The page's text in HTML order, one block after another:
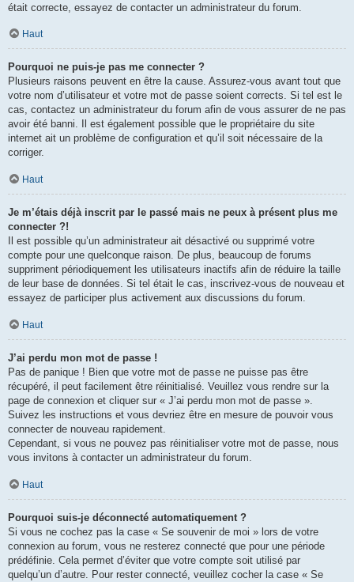
était correcte, essayez de contacter un administrateur du forum.
Haut
Pourquoi ne puis-je pas me connecter ?
Plusieurs raisons peuvent en être la cause. Assurez-vous avant tout que
votre nom d’utilisateur et votre mot de passe soient corrects. Si tel est le
cas, contactez un administrateur du forum afin de vous assurer de ne pas
avoir été banni. Il est également possible que le propriétaire du site
internet ait un problème de configuration et qu’il soit nécessaire de la
corriger.
Haut
Je m’étais déjà inscrit par le passé mais ne peux à présent plus me
connecter ?!
Il est possible qu’un administrateur ait désactivé ou supprimé votre
compte pour une quelconque raison. De plus, beaucoup de forums
suppriment périodiquement les utilisateurs inactifs afin de réduire la taille
de leur base de données. Si tel était le cas, inscrivez-vous de nouveau et
essayez de participer plus activement aux discussions du forum.
Haut
J’ai perdu mon mot de passe !
Pas de panique ! Bien que votre mot de passe ne puisse pas être
récupéré, il peut facilement être réinitialisé. Veuillez vous rendre sur la
page de connexion et cliquer sur « J’ai perdu mon mot de passe ».
Suivez les instructions et vous devriez être en mesure de pouvoir vous
connecter de nouveau rapidement.
Cependant, si vous ne pouvez pas réinitialiser votre mot de passe, nous
vous invitons à contacter un administrateur du forum.
Haut
Pourquoi suis-je déconnecté automatiquement ?
Si vous ne cochez pas la case « Se souvenir de moi » lors de votre
connexion au forum, vous ne resterez connecté que pour une période
prédéfinie. Cela permet d’éviter que votre compte soit utilisé par
quelqu’un d’autre. Pour rester connecté, veuillez cocher la case « Se